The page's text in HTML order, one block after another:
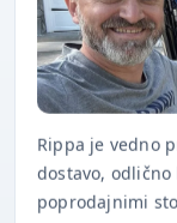
Rippa je vedno
dostavo, odlično
poprodajnimi